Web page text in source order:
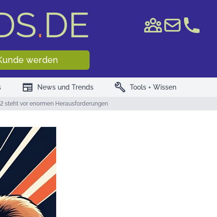
.DE
WKN/ISIN
werden
newspaper News und Trends build Tools + Wissen
steht vor enormen Herausforderungen